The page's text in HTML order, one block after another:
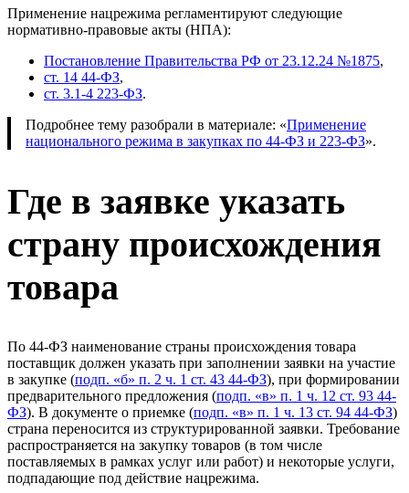
Применение нацрежима регламентируют следующие
нормативно-правовые акты (НПА):
Постановление Правительства РФ от 23.12.24 №1875,
ст. 14 44-ФЗ,
ст. 3.1-4 223-ФЗ.
Подробнее тему разобрали в материале: «Применение
национального режима в закупках по 44-ФЗ и 223-ФЗ».
Где в заявке указать
страну происхождения
товара
По 44-ФЗ наименование страны происхождения товара
поставщик должен указать при заполнении заявки на участие
в закупке (подп. «б» п. 2 ч. 1 ст. 43 44-ФЗ), при формировании
предварительного предложения (подп. «в» п. 1 ч. 12 ст. 93 44-
ФЗ). В документе о приемке (подп. «в» п. 1 ч. 13 ст. 94 44-ФЗ)
страна переносится из структурированной заявки. Требование
распространяется на закупку товаров (в том числе
поставляемых в рамках услуг или работ) и некоторые услуги,
подпадающие под действие нацрежима.